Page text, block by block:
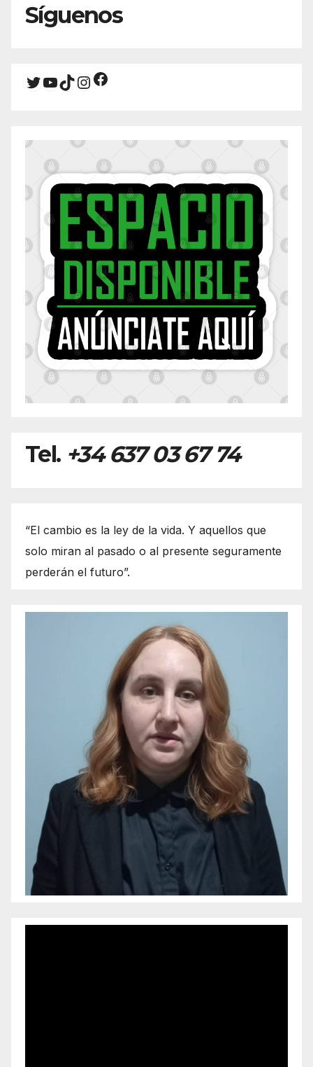
Síguenos
Twitter
YouTube
TikTok
Instagram
Facebook
Tel. +34 637 03 67 74
“El cambio es la ley de la vida. Y aquellos que
solo miran al pasado o al presente seguramente
perderán el futuro”.